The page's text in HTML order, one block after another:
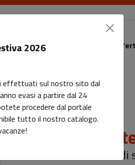
I corsi Le
Manuale
2026
effettuati sul nostro sito dal
evasi a partire dal 24
procedere dal portale
tutto il nostro catalogo.